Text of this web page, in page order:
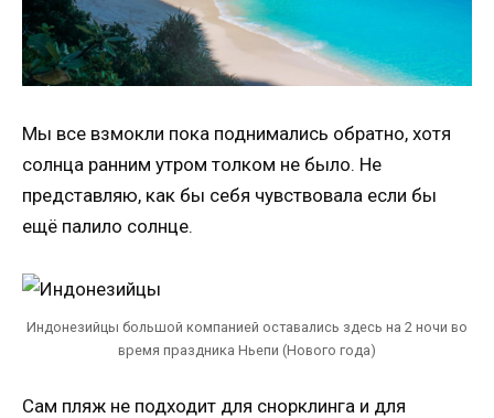
Мы все взмокли пока поднимались обратно, хотя
солнца ранним утром толком не было. Не
представляю, как бы себя чувствовала если бы
ещё палило солнце.
Индонезийцы большой компанией оставались здесь на 2 ночи во
время праздника Ньепи (Нового года)
Сам пляж не подходит для снорклинга и для